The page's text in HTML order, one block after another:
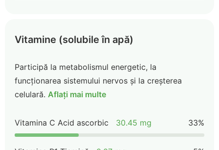
Vitamine (solubile în apă)
Participă la metabolismul energetic, la
funcționarea sistemului nervos și la creșterea
celulară. Aflați mai multe
Vitamina C Acid ascorbic 30.45 mg 33%